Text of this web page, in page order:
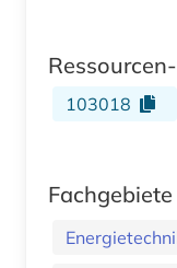
103018
Fachgebiete